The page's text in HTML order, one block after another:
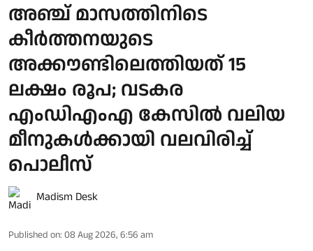
അഞ്ച് മാസത്തിനിടെ
കീര്‍ത്തനയുടെ
അക്കൗണ്ടിലെത്തിയത് 15
ലക്ഷം രൂപ; വടകര
എംഡിഎംഎ കേസിൽ വലിയ
മീനുകൾക്കായി വലവിരിച്ച്
പൊലീസ്
Madism Desk
Published on: 08 Aug 2026, 6:56 am